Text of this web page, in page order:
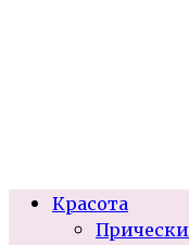
Красота
Прически